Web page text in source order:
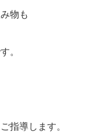
物も
。
指導します。